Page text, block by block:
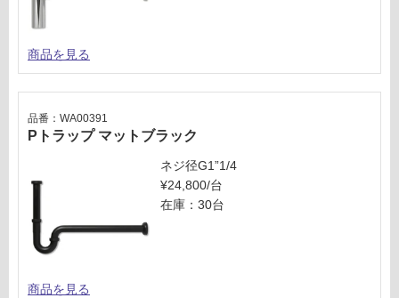
商品を見る
Pトラップ マットブラック
品番：WA00391
ネジ径G1”1/4
¥24,800/台
在庫：30台
商品を見る